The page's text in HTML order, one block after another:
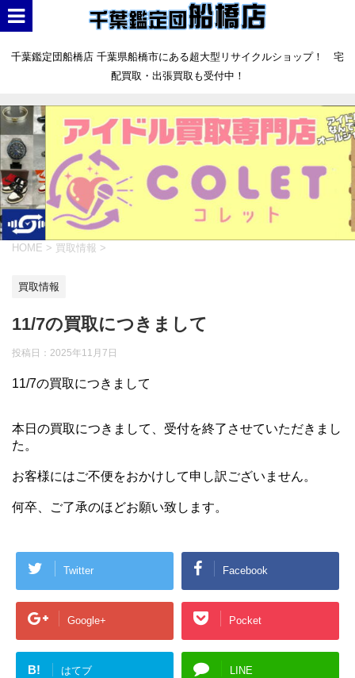
千葉鑑定団船橋店 千葉県船橋市にある超大型リサイクルショップ！ 宅
配買取・出張買取も受付中！
HOME > 買取情報 >
買取情報
11/7の買取につきまして
投稿日： 2025年11月7日
11/7の買取につきまして
本日の買取につきまして、受付を終了させていただきまし
た。
お客様にはご不便をおかけして申し訳ございません。
何卒、ご了承のほどお願い致します。
Twitter Facebook
Google+ Pocket
B! はてブ LINE